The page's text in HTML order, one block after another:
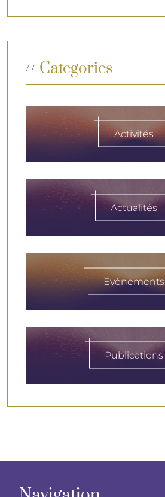
Categories
Activités
Actualités
Evènements
Publications